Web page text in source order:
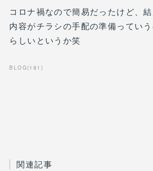
コロナ禍なので簡易だったけど、
内容がチラシの手配の準備ってい
らしいというか笑
BLOG (181 )
関連記事